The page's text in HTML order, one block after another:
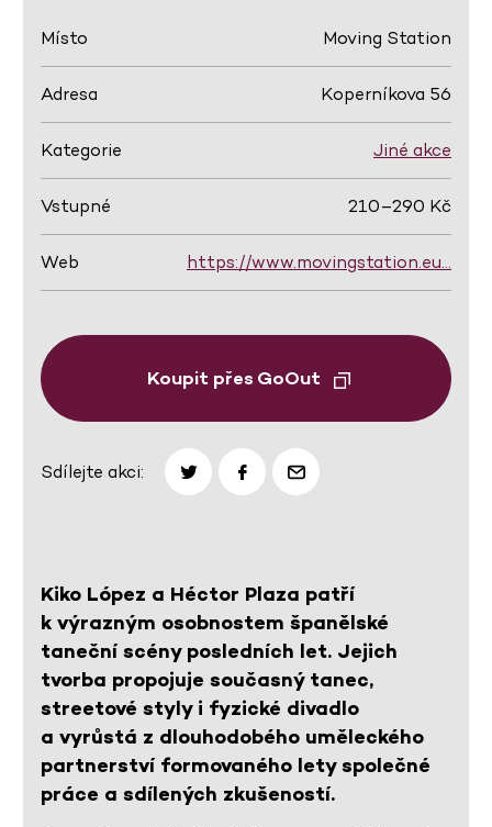
Místo Moving Station
Adresa Koperníkova 56
Kategorie Jiné akce
Vstupné 210–290 Kč
Web https://www.movingstation.eu…
Koupit přes GoOut
Sdílejte akci:
Kiko López a Héctor Plaza patří
k výrazným osobnostem španělské
taneční scény posledních let. Jejich
tvorba propojuje současný tanec,
streetové styly i fyzické divadlo
a vyrůstá z dlouhodobého uměleckého
partnerství formovaného lety společné
práce a sdílených zkušeností.